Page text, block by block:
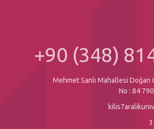
+90 (348)
Mehmet Sanlı Mahallesi Doğan
No : 84